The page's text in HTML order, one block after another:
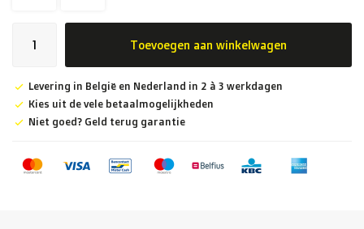
Toevoegen aan winkelwagen
Levering in België en Nederland in 2 à 3 werkdagen
Kies uit de vele betaalmogelijkheden
Niet goed? Geld terug garantie